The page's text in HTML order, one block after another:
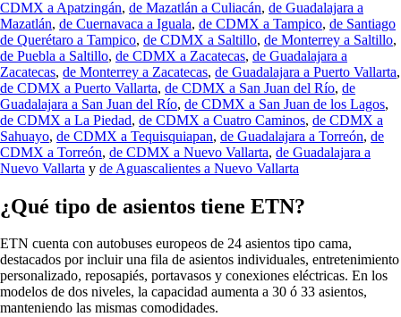
CDMX a Apatzingán, de Mazatlán a Culiacán, de Guadalajara a
Mazatlán, de Cuernavaca a Iguala, de CDMX a Tampico, de Santiago
de Querétaro a Tampico, de CDMX a Saltillo, de Monterrey a Saltillo,
de Puebla a Saltillo, de CDMX a Zacatecas, de Guadalajara a
Zacatecas, de Monterrey a Zacatecas, de Guadalajara a Puerto Vallarta,
de CDMX a Puerto Vallarta, de CDMX a San Juan del Río, de
Guadalajara a San Juan del Río, de CDMX a San Juan de los Lagos,
de CDMX a La Piedad, de CDMX a Cuatro Caminos, de CDMX a
Sahuayo, de CDMX a Tequisquiapan, de Guadalajara a Torreón, de
CDMX a Torreón, de CDMX a Nuevo Vallarta, de Guadalajara a
Nuevo Vallarta y de Aguascalientes a Nuevo Vallarta
¿Qué tipo de asientos tiene ETN?
ETN cuenta con autobuses europeos de 24 asientos tipo cama,
destacados por incluir una fila de asientos individuales, entretenimiento
personalizado, reposapiés, portavasos y conexiones eléctricas. En los
modelos de dos niveles, la capacidad aumenta a 30 ó 33 asientos,
manteniendo las mismas comodidades.